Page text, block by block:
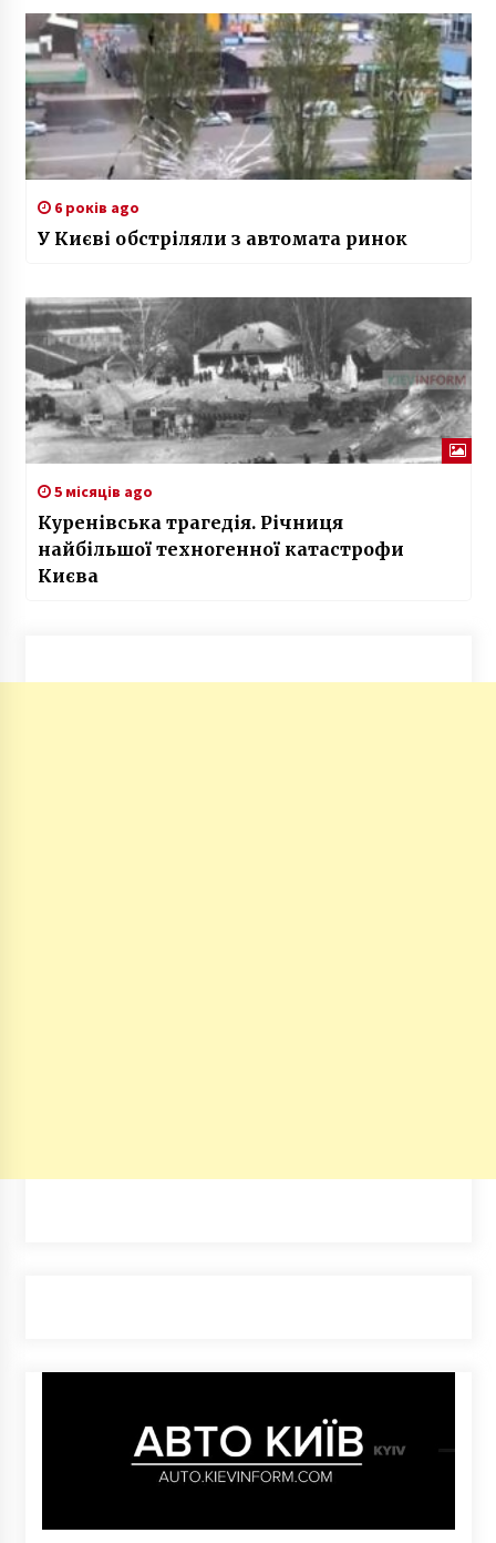
6 років ago
У Києві обстріляли з автомата ринок
5 місяців ago
Куренівська трагедія. Річниця
найбільшої техногенної катастрофи
Києва